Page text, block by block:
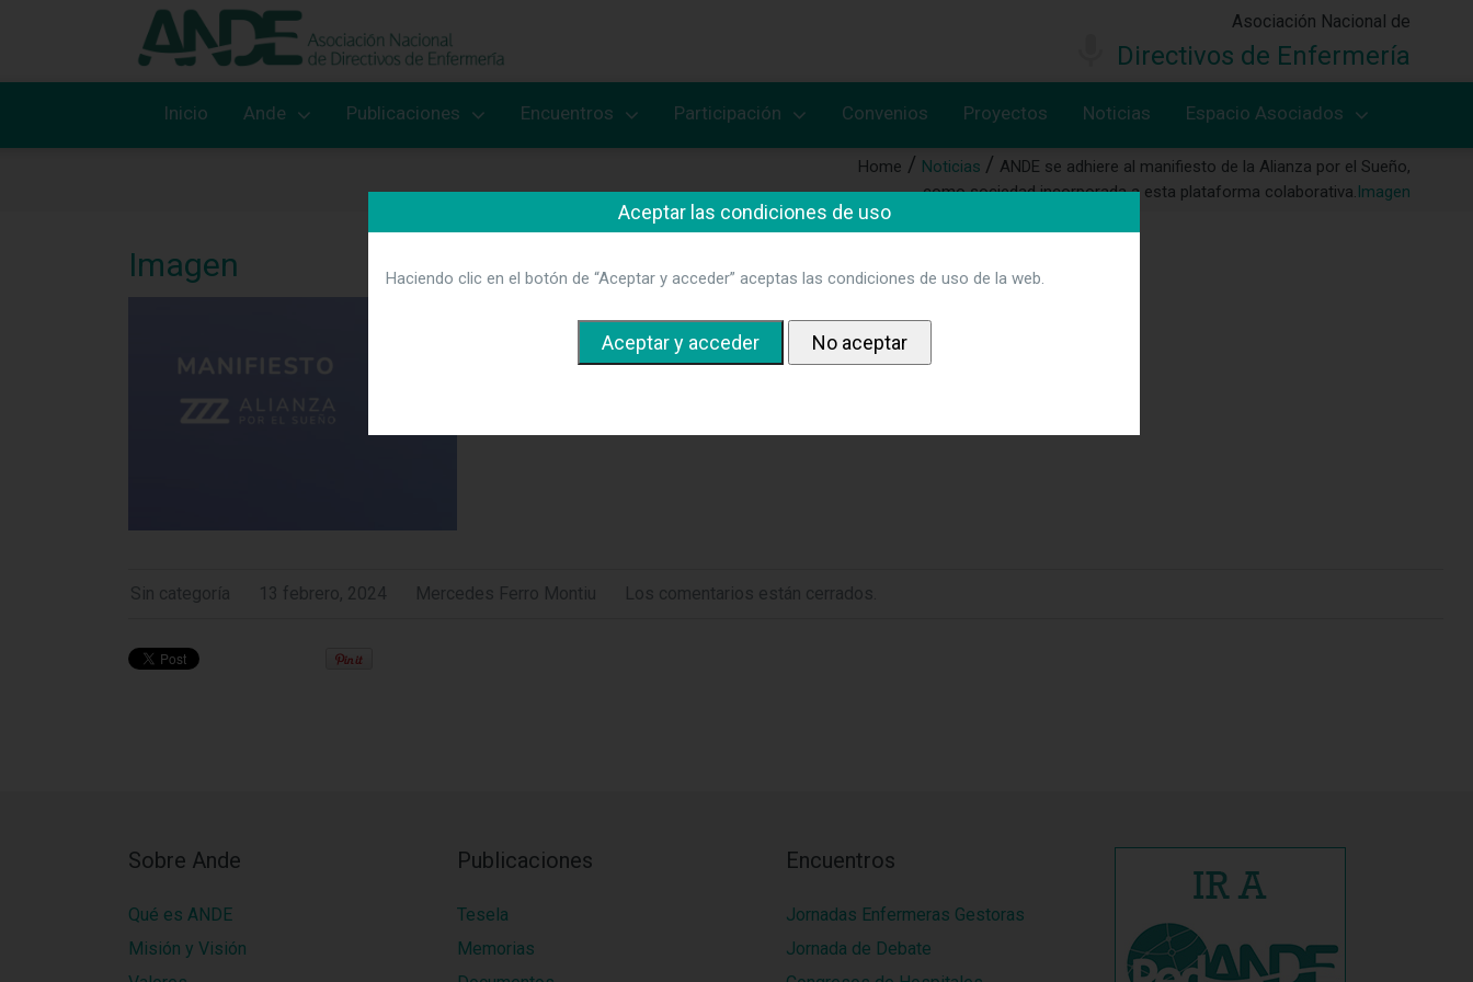
Asociación Nacional de
Directivos de Enfermería
Inicio Ande Publicaciones Encuentros Participación Convenios Proyectos Noticias Espacio Asociados
Home Noticias
ANDE se adhiere al manifiesto de la Alianza por el Sueño,
como sociedad incorporada a esta plataforma colaborativa.Imagen
Imagen
Sin categoría 13 febrero, 2024 Mercedes Ferro Montiu Los comentarios están cerrados.
Sobre Ande
Qué es ANDE
Misión y Visión
Publicaciones
Tesela
Memorias
Encuentros
Jornadas Enfermeras Gestoras
Jornada de Debate
Aceptar las condiciones de uso
Haciendo clic en el botón de “Aceptar y acceder” aceptas las condiciones de uso de la web.